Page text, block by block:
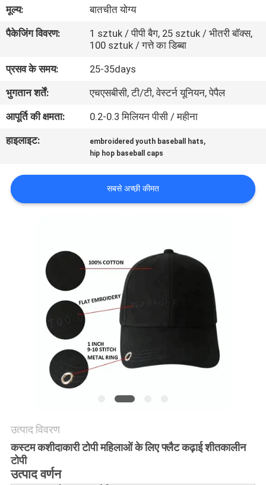
गुणवत्ता
नियंत्रण
संपर्क
करें
समाचार
मामलों
PRIVACY
POLICY
मूल्य:
बातचीत योग्य
पैकेजिंग विवरण:
1 sztuk / पीपी बैग, 25 sztuk / भीतरी बॉक्स,
100 sztuk / गत्ते का डिब्बा
प्रसव के समय:
25-35days
भुगतान शर्तें:
एचएसबीसी, टी/टी, वेस्टर्न यूनियन, पेपैल
आपूर्ति की क्षमता:
0.2-0.3 मिलियन पीसी / महीना
हाइलाइट:
embroidered youth baseball hats,
hip hop baseball caps
सबसे अच्छी कीमत
उत्पाद विवरण
कस्टम कशीदाकारी टोपी महिलाओं के लिए फ्लैट कढ़ाई शीतकालीन
टोपी
उत्पाद वर्णन